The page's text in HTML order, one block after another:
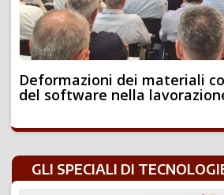
Deformazioni dei materiali
del software nella
GLI SPECIALI DI